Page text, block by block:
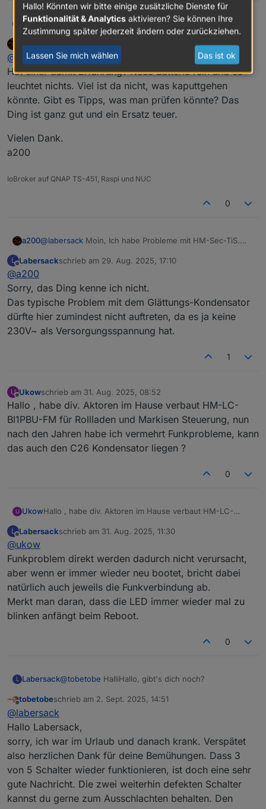
versuchen, scheitere aber daran, eine Quelle für die
Si-R zu finden. Von daher hoffe ich auf dich...
Labersack@tobetobeHalliHallo, gibt's dich noch?
Offline
a200schrieb am29. Aug. 2025, 16:12
zuletzt editiert von
@ labersackMoin, Ich habe Probleme mit HM-Sec-TiS.
Hat einer damit Erfahrung? Neue Batterie rein und es
leuchtet nichts. Viel ist da nicht, was kaputtgehen
könnte. Gibt es Tipps, was man prüfen könnte? Das
Ding ist ganz gut und ein Ersatz teuer.
Vielen Dank.
a200
IoBroker auf QNAP TS-451, Raspi und NUC
0
a200@labersack Moin, Ich habe Probleme mit HM-Sec-TiS.
leuchtet nichts. Viel ist da nicht, was kaputtgehen könnte.
gut und ein Ersatz teuer.
Vielen Dank.
L
Offline
Labersackschrieb am 29. Aug. 2025, 17:10
zuletzt editiert von
@a200
Sorry, das Ding kenne ich nicht.
Das typische Problem mit dem Glättungs-Kondensator
dürfte hier zumindest nicht auftreten, da es ja keine
230V~ als Versorgungsspannung hat.
1
U
Offline
Ukowschrieb am 31. Aug. 2025, 08:52
zuletzt editiert von
Hallo , habe div. Aktoren im Hause verbaut HM-LC-
Bl1PBU-FM für Rollladen und Markisen Steuerung, nun
nach den Jahren habe ich vermehrt Funkprobleme, kann
das auch den C26 Kondensator liegen ?
0
U UkowHallo , habe div. Aktoren im Hause verbaut HM-LC-
nach den Jahren habe ich vermehrt Funkprobleme, kann
L
Offline
Labersackschrieb am 31. Aug. 2025, 11:30
zuletzt editiert von
@ukow
Funkproblem direkt werden dadurch nicht verursacht,
aber wenn er immer wieder neu bootet, bricht dabei
natürlich auch jeweils die Funkverbindung ab.
Merkt man daran, dass die LED immer wieder mal zu
blinken anfängt beim Reboot.
0
L Labersack@tobetobe HalliHallo, gibt's dich noch?
Offline
tobetobeschrieb am 2. Sept. 2025, 14:51
zuletzt editiert von
@labersack
Hallo Labersack,
sorry, ich war im Urlaub und danach krank. Verspätet
also herzlichen Dank für deine Bemühungen. Dass 3
von 5 Schalter wieder funktionieren, ist doch eine sehr
gute Nachricht. Die zwei weiterhin defekten Schalter
kannst du gerne zum Ausschlachten behalten. Den
Hallo! Könnten wir bitte einige zusätzliche Dienste für
Funktionalität & Analytics aktivieren? Sie können Ihre
Zustimmung später jederzeit ändern oder zurückziehen.
Lassen Sie mich wählen Das ist ok